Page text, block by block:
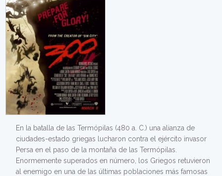
En la batalla de las Termópilas (480 a. C.) una alianza de
ciudades-estado griegas lucharon contra el ejército invasor
Persa en el paso de la montaña de las Termópilas.
Enormemente superados en número, los Griegos retuvieron
al enemigo en una de las últimas poblaciones más famosas